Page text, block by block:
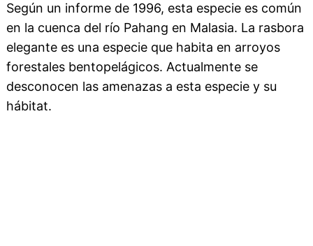
Según un informe de 1996, esta especie es común
en la cuenca del río Pahang en Malasia. La rasbora
elegante es una especie que habita en arroyos
forestales bentopelágicos. Actualmente se
desconocen las amenazas a esta especie y su
hábitat.